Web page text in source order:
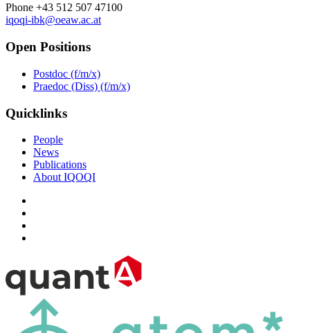
Phone +43 512 507 47100
iqoqi-ibk@oeaw.ac.at
Open Positions
Postdoc (f/m/x)
Praedoc (Diss) (f/m/x)
Quicklinks
People
News
Publications
About IQOQI